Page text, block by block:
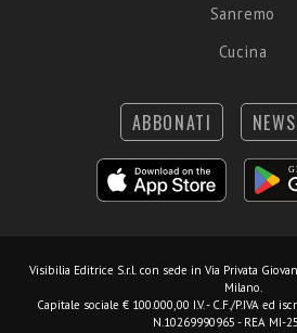
Sanremo
Cucina
ABBONATI
Visibilia Editrice S.r.l. con sede in Via Privata
Milano.
Capitale sociale € 100.000,00 I.V. - C.F./P.IVA ed
N.10269990965 - REA MI-